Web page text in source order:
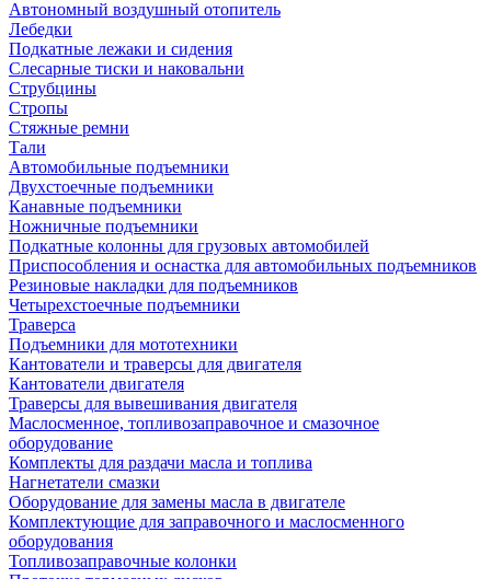
Автономный воздушный отопитель
Лебедки
Подкатные лежаки и сидения
Слесарные тиски и наковальни
Струбцины
Стропы
Стяжные ремни
Тали
Автомобильные подъемники
Двухстоечные подъемники
Канавные подъемники
Ножничные подъемники
Подкатные колонны для грузовых автомобилей
Приспособления и оснастка для автомобильных подъемников
Резиновые накладки для подъемников
Четырехстоечные подъемники
Траверса
Подъемники для мототехники
Кантователи и траверсы для двигателя
Кантователи двигателя
Траверсы для вывешивания двигателя
Маслосменное, топливозаправочное и смазочное
оборудование
Комплекты для раздачи масла и топлива
Нагнетатели смазки
Оборудование для замены масла в двигателе
Комплектующие для заправочного и маслосменного
оборудования
Топливозаправочные колонки